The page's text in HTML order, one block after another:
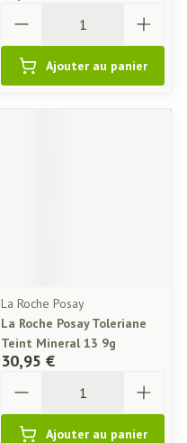
Ajouter au panier
La Roche Posay
La Roche Posay Toleriane
Teint Mineral 13 9g
30,95 €
Ajouter au panier